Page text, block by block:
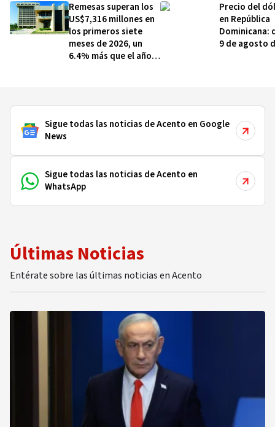
Remesas superan los
US$7,316 millones en
los primeros siete
meses de 2026, un
6.4% más que el año
Precio del
en República
Dominicana:
9 de agosto
Sigue todas las noticias de Acento en Google
News
Sigue todas las noticias de Acento en
WhatsApp